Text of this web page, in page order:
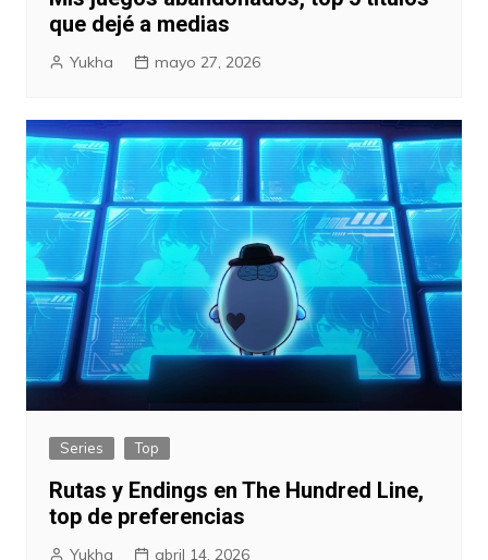
que dejé a medias
Yukha mayo 27, 2026
Series Top
Rutas y Endings en The Hundred Line,
top de preferencias
Yukha abril 14, 2026